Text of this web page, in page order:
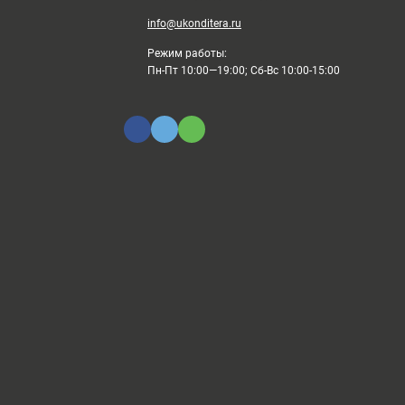
info@ukonditera.ru
Режим работы:
Пн-Пт 10:00—19:00; Сб-Вс 10:00-15:00